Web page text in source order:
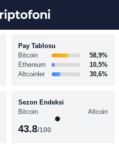
Pay Tablosu
Bitcoin
58,9%
Ethereum
10,5%
Altcoinler
30,6%
Sezon Endeksi
Bitcoin
Altcoin
43.8/100